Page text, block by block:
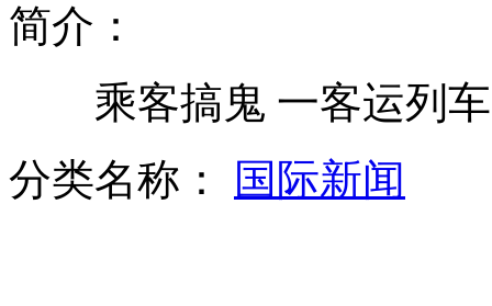
A股再现1元股 专家称不捡"烂白菜"
简介：
乘客搞鬼 一客运列车
分类名称：
国际新闻